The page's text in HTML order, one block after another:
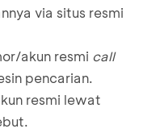
via situs resmi
akun resmi call
pencarian.
resmi lewat